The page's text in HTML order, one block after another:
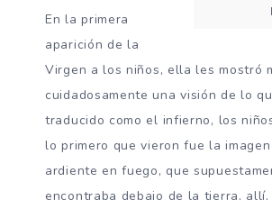
En la primera
aparición de la
Virgen a los niños, ella les mostró
cuidadosamente una visión de lo
traducido como el infierno, los
lo primero que vieron fue la
ardiente en fuego, que
encontraba debajo de la tierra,